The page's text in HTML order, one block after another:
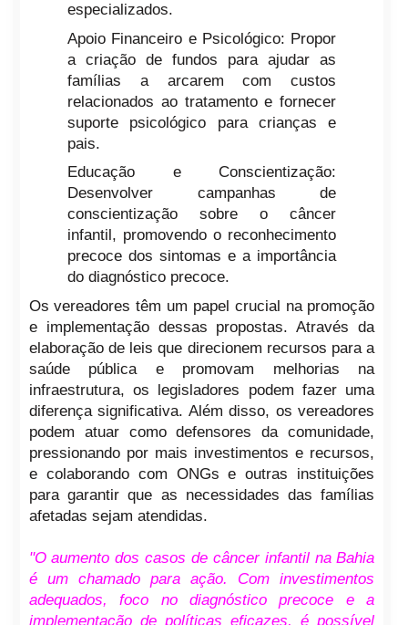
especializados.
Apoio Financeiro e Psicológico: Propor
a criação de fundos para ajudar as
famílias a arcarem com custos
relacionados ao tratamento e fornecer
suporte psicológico para crianças e
pais.
Educação e Conscientização:
Desenvolver campanhas de
conscientização sobre o câncer
infantil, promovendo o reconhecimento
precoce dos sintomas e a importância
do diagnóstico precoce.
Os vereadores têm um papel crucial na promoção
e implementação dessas propostas. Através da
elaboração de leis que direcionem recursos para a
saúde pública e promovam melhorias na
infraestrutura, os legisladores podem fazer uma
diferença significativa. Além disso, os vereadores
podem atuar como defensores da comunidade,
pressionando por mais investimentos e recursos,
e colaborando com ONGs e outras instituições
para garantir que as necessidades das famílias
afetadas sejam atendidas.
"O aumento dos casos de câncer infantil na Bahia
é um chamado para ação. Com investimentos
adequados, foco no diagnóstico precoce e a
implementação de políticas eficazes, é possível